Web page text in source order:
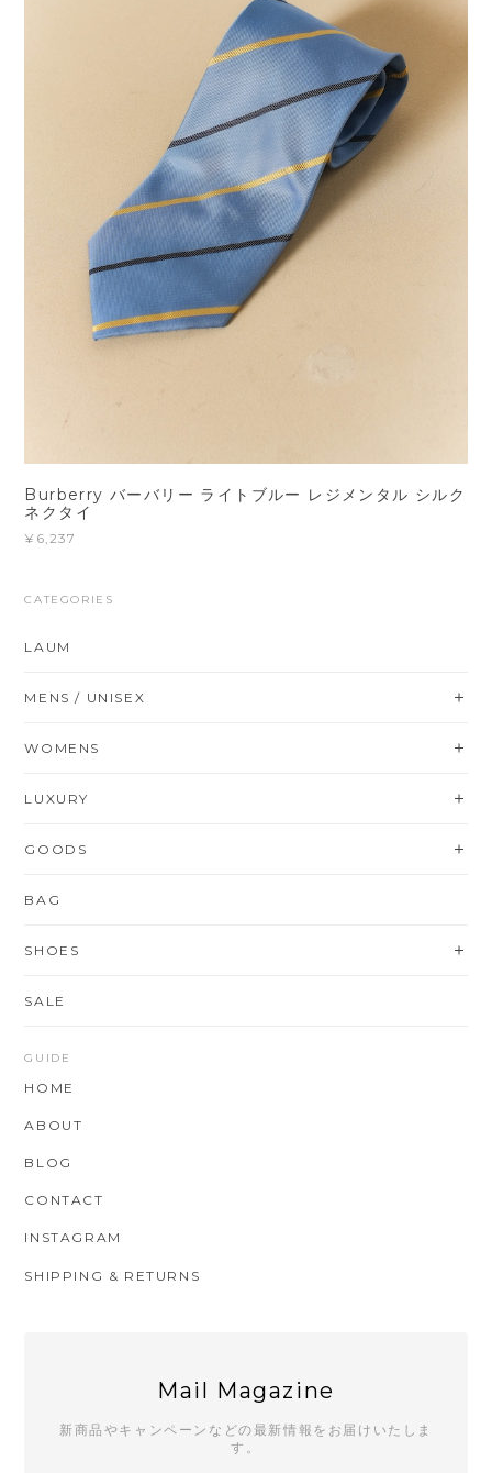
Burberry バーバリー ライトブルー レジメンタル シルク
ネクタイ
¥6,237
CATEGORIES
LAUM
MENS / UNISEX
WOMENS
LUXURY
GOODS
BAG
SHOES
SALE
GUIDE
HOME
ABOUT
BLOG
CONTACT
INSTAGRAM
SHIPPING & RETURNS
Mail Magazine
新商品やキャンペーンなどの最新情報をお届けいたしま
す。